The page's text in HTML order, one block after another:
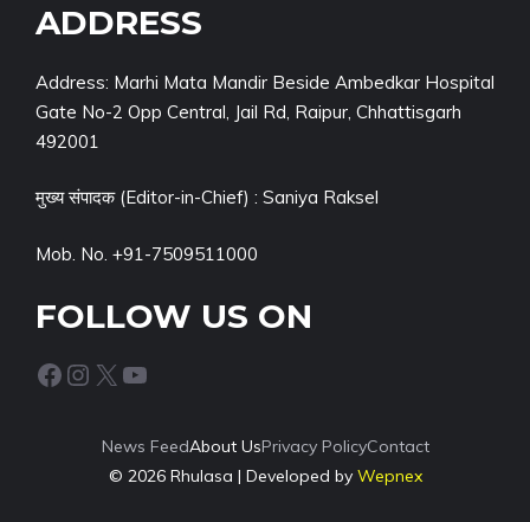
ADDRESS
Address: Marhi Mata Mandir Beside Ambedkar Hospital
Gate No-2 Opp Central, Jail Rd, Raipur, Chhattisgarh
492001
मुख्य संपादक (Editor-in-Chief) : Saniya Raksel
Mob. No. +91-7509511000
FOLLOW US ON
Facebook Instagram X YouTube
News FeedAbout UsPrivacy PolicyContact
© 2026 Rhulasa | Developed by Wepnex